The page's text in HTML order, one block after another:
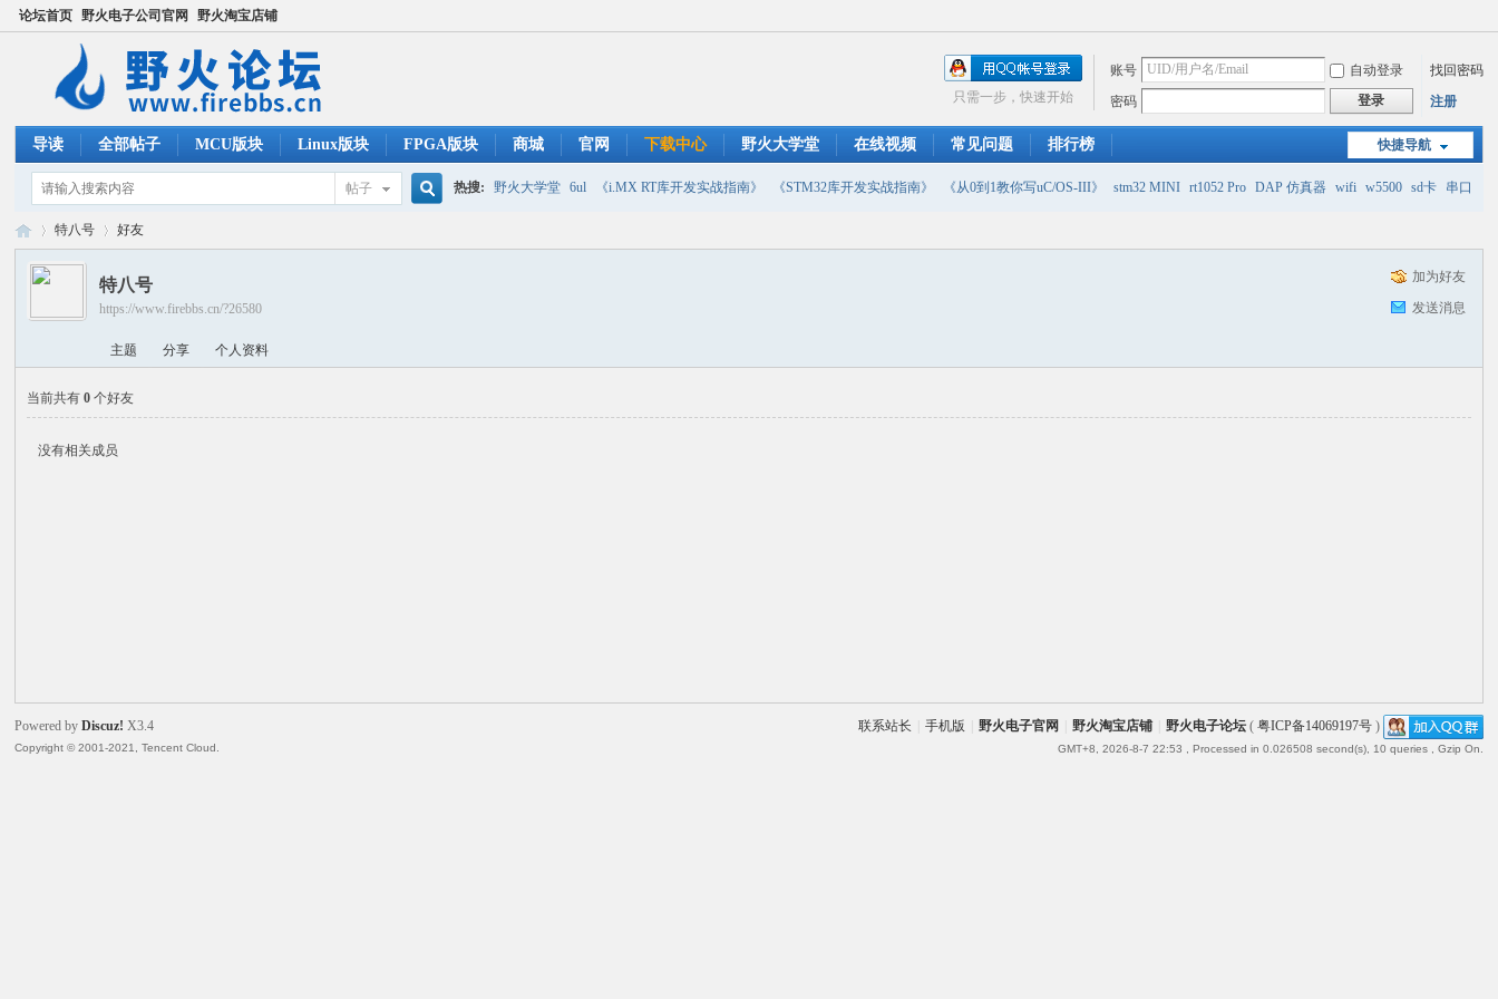
论坛首页 野火电子公司官网 野火淘宝店铺
账号 自动登录
找回密码
密码
登录 注册
只需一步，快速开始
快捷导航
导读 全部帖子 MCU版块 Linux版块 FPGA版块 商城 官网 下载中心 野火大学堂 在线视频 常见问题 排行榜
帖子 热搜: 野火大学堂 6ul 《i.MX RT库开发实战指南》 《STM32库开发实战指南》 《从0到1教你写uC/OS-III》 stm32 MINI rt1052 Pro DAP 仿真器 wifi w5500 sd卡 串口
›
特八号 好友
加为好友
发送消息
特八号
https://www.firebbs.cn/?26580
主题 分享 个人资料
当前共有0 个好友
没有相关成员
联系站长 手机版 野火电子官网 野火淘宝店铺 野火电子论坛( 粤ICP备14069197号)
GMT+8, 2026-8-7 22:53 , Processed in 0.026508 second(s), 10 queries , Gzip On.
Powered byDiscuz! X3.4
Copyright © 2001-2021, Tencent Cloud.